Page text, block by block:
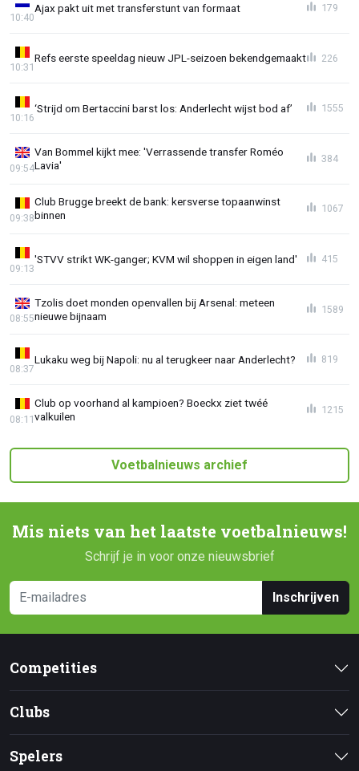
Ajax pakt uit met transferstunt van formaat
10:40
179
Refs eerste speeldag nieuw JPL-seizoen bekendgemaakt
10:31
226
‘Strijd om Bertaccini barst los: Anderlecht wijst bod af’
10:16
1555
Van Bommel kijkt mee: 'Verrassende transfer Roméo
Lavia'
09:54
384
Club Brugge breekt de bank: kersverse topaanwinst
binnen
09:38
1067
'STVV strikt WK-ganger; KVM wil shoppen in eigen land'
09:13
415
Tzolis doet monden openvallen bij Arsenal: meteen
nieuwe bijnaam
08:55
1589
Lukaku weg bij Napoli: nu al terugkeer naar Anderlecht?
08:37
819
Club op voorhand al kampioen? Boeckx ziet twéé
valkuilen
08:11
1215
Voetbalnieuws archief
Mis niets van het laatste voetbalnieuws!
Schrijf je in voor onze nieuwsbrief
Inschrijven
Competities
Clubs
Spelers